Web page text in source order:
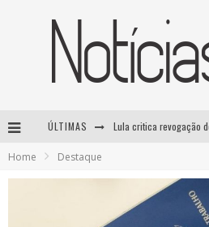
ÚLTIMAS
Home Destaque